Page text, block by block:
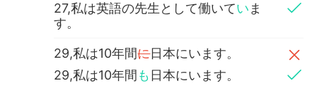
27,私は英語の先生として働いてい ま
す。
29,私は10年間に日本にいます。
29,私は10年間 も 日本にいます。